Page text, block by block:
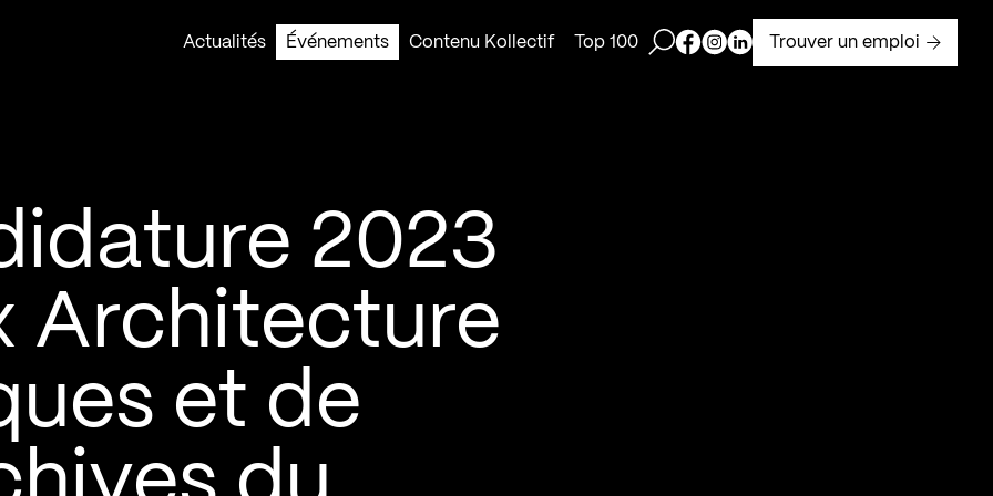
Actualités
Événements Contenu Kollectif Top 100 Ouvrir la barre de recherche
Page Facebook de Kollectif
Page Instagram de Kollectif
Page Linkedin de Kollectif
Trouver un emploi
2023
Architecture
et de